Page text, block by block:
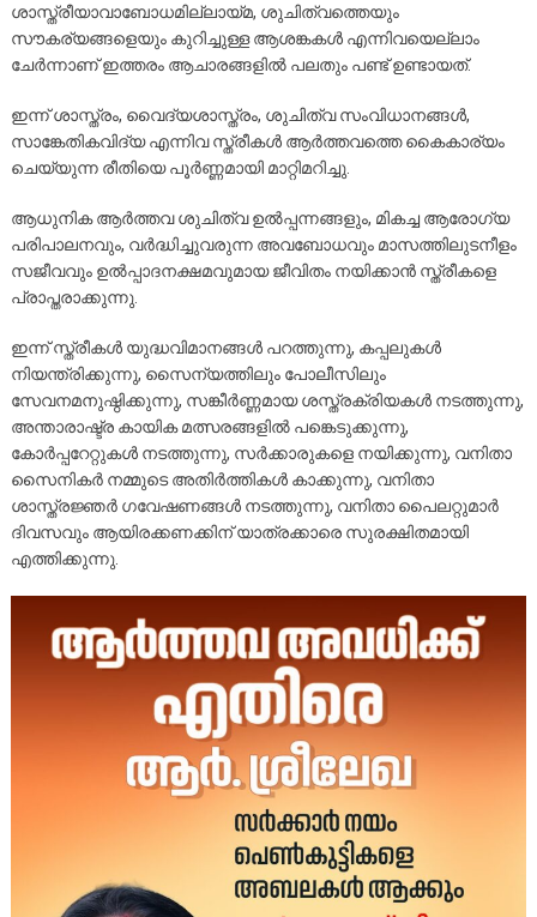
ശാസ്ത്രീയാവാബോധമില്ലായ്മ, ശുചിത്വത്തെയും
സൗകര്യങ്ങളെയും കുറിച്ചുള്ള ആശങ്കകൾ എന്നിവയെല്ലാം
ചേർന്നാണ് ഇത്തരം ആചാരങ്ങളിൽ പലതും പണ്ട് ഉണ്ടായത്.
ഇന്ന് ശാസ്ത്രം, വൈദ്യശാസ്ത്രം, ശുചിത്വ സംവിധാനങ്ങൾ,
സാങ്കേതികവിദ്യ എന്നിവ സ്ത്രീകൾ ആർത്തവത്തെ കൈകാര്യം
ചെയ്യുന്ന രീതിയെ പൂർണ്ണമായി മാറ്റിമറിച്ചു.
ആധുനിക ആർത്തവ ശുചിത്വ ഉൽപ്പന്നങ്ങളും, മികച്ച ആരോഗ്യ
പരിപാലനവും, വർദ്ധിച്ചുവരുന്ന അവബോധവും മാസത്തിലുടനീളം
സജീവവും ഉൽപ്പാദനക്ഷമവുമായ ജീവിതം നയിക്കാൻ സ്ത്രീകളെ
പ്രാപ്തരാക്കുന്നു.
ഇന്ന് സ്ത്രീകൾ യുദ്ധവിമാനങ്ങൾ പറത്തുന്നു, കപ്പലുകൾ
നിയന്ത്രിക്കുന്നു, സൈന്യത്തിലും പോലീസിലും
സേവനമനുഷ്ഠിക്കുന്നു, സങ്കീർണ്ണമായ ശസ്ത്രക്രിയകൾ നടത്തുന്നു,
അന്താരാഷ്ട്ര കായിക മത്സരങ്ങളിൽ പങ്കെടുക്കുന്നു,
കോർപ്പറേറ്റുകൾ നടത്തുന്നു, സർക്കാരുകളെ നയിക്കുന്നു, വനിതാ
സൈനികർ നമ്മുടെ അതിർത്തികൾ കാക്കുന്നു, വനിതാ
ശാസ്ത്രജ്ഞർ ഗവേഷണങ്ങൾ നടത്തുന്നു, വനിതാ പൈലറ്റുമാർ
ദിവസവും ആയിരക്കണക്കിന് യാത്രക്കാരെ സുരക്ഷിതമായി
എത്തിക്കുന്നു.